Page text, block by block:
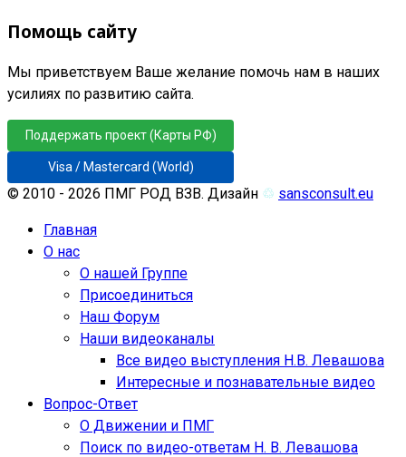
Помощь сайту
Мы приветствуем Ваше желание помочь нам в наших
усилиях по развитию сайта.
Поддержать проект (Карты РФ)
Visa / Mastercard (World)
© 2010 - 2026 ПМГ РОД ВЗВ. Дизайн ♲ sansconsult.eu
Главная
О нас
О нашей Группе
Присоединиться
Наш Форум
Наши видеоканалы
Все видео выступления Н.В. Левашова
Интересные и познавательные видео
Вопрос-Ответ
О Движении и ПМГ
Поиск по видео-ответам Н. В. Левашова